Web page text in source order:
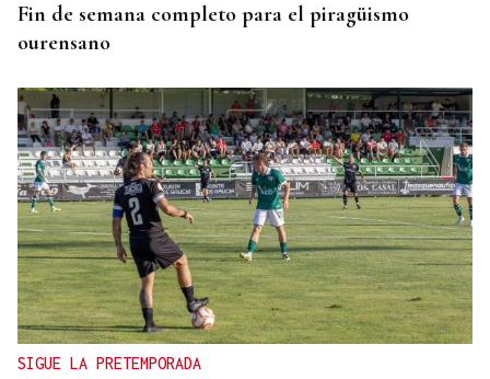
Fin de semana completo para el piragüismo
ourensano
SIGUE LA PRETEMPORADA